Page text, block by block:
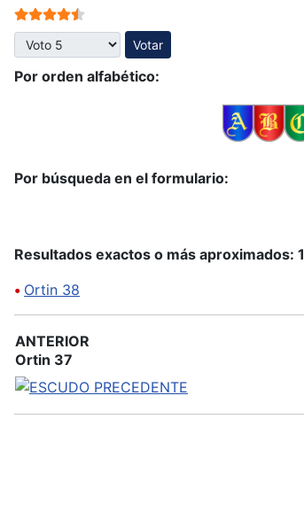
Ratio:4.5/
Por favor, vote
Por orden alfabético:
Por búsqueda en el formulario:
Resultados exactos o más aproximados: 1
• Ortin 38
ANTERIOR
Ortin 37